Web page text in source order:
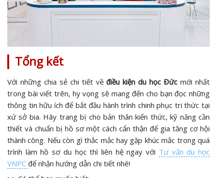
Tổng kết
Với những chia sẻ chi tiết vềđiều kiện du học Đức mới nhất
trong bài viết trên, hy vọng sẽ mang đến cho bạn đọc những
thông tin hữu ích để bắt đầu hành trình chinh phục tri thức tại
xứ sở bia. Hãy trang bị cho bản thân kiến thức, kỹ năng cần
thiết và chuẩn bị hồ sơ một cách cẩn thận để gia tăng cơ hội
thành công. Nếu còn gì thắc mắc hay gặp khúc mắc trong quá
trình làm hồ sơ du học thì liên hệ ngay với Tư vấn du học
VNPC để nhận hướng dẫn chi tiết nhé!